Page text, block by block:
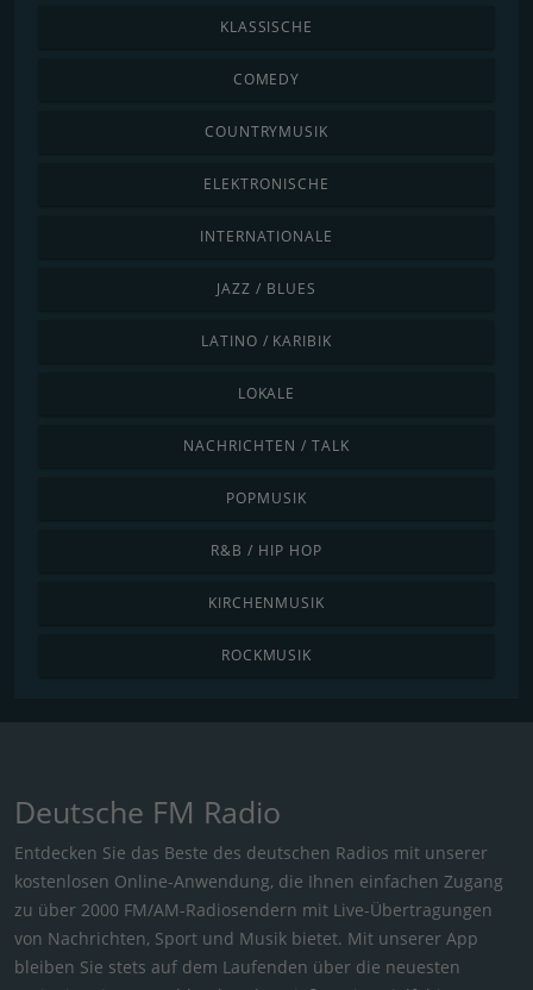
KLASSISCHE
COMEDY
COUNTRYMUSIK
ELEKTRONISCHE
INTERNATIONALE
JAZZ / BLUES
LATINO / KARIBIK
LOKALE
NACHRICHTEN / TALK
POPMUSIK
R&B / HIP HOP
KIRCHENMUSIK
ROCKMUSIK
Deutsche FM Radio
Entdecken Sie das Beste des deutschen Radios mit unserer
kostenlosen Online-Anwendung, die Ihnen einfachen Zugang
zu über 2000 FM/AM-Radiosendern mit Live-Übertragungen
von Nachrichten, Sport und Musik bietet. Mit unserer App
bleiben Sie stets auf dem Laufenden über die neuesten